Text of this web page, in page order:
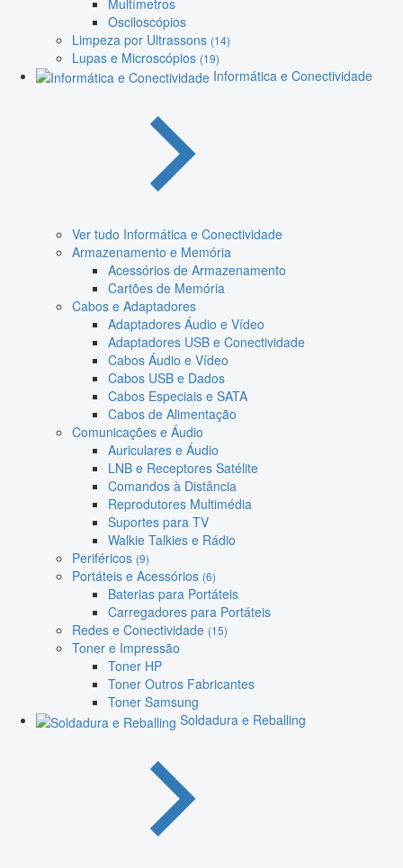
Osciloscópios
Limpeza por Ultrassons (14)
Lupas e Microscópios (19)
Informática e Conectividade
Ver tudo Informática e Conectividade
Armazenamento e Memória
Acessórios de Armazenamento
Cartões de Memória
Cabos e Adaptadores
Adaptadores Áudio e Vídeo
Adaptadores USB e Conectividade
Cabos Áudio e Vídeo
Cabos USB e Dados
Cabos Especiais e SATA
Cabos de Alimentação
Comunicações e Áudio
Auriculares e Áudio
LNB e Receptores Satélite
Comandos à Distância
Reprodutores Multimédia
Suportes para TV
Walkie Talkies e Rádio
Periféricos (9)
Portáteis e Acessórios (6)
Baterias para Portáteis
Carregadores para Portáteis
Redes e Conectividade (15)
Toner e Impressão
Toner HP
Toner Outros Fabricantes
Toner Samsung
Soldadura e Reballing